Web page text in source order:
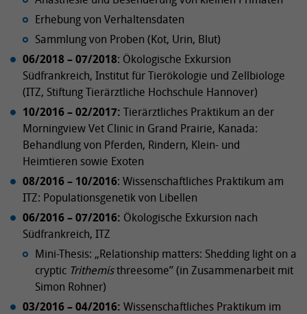
Erhebung von Verhaltensdaten
Sammlung von Proben (Kot, Urin, Blut)
06/2018 – 07/2018: Ökologische Exkursion
Südfrankreich, Institut für Tierökologie und Zellbiologe
(ITZ, Stiftung Tierärztliche Hochschule Hannover)
10/2016 – 02/2017: Tierärztliches Praktikum an der
Morningview Vet Clinic in Grand Prairie, Kanada:
Behandlung von Pferden, Rindern, Klein- und
Heimtieren sowie Exoten
08/2016 – 10/2016: Wissenschaftliches Praktikum am
ITZ: Populationsgenetik von Libellen
06/2016 – 07/2016: Ökologische Exkursion nach
Südfrankreich, ITZ
Mini-Thesis: „Relationship matters: Shedding light on a
cryptic Trithemisthreesome” (in Zusammenarbeit mit
Simon Rohner)
03/2016 – 04/2016: Wissenschaftliches Praktikum im